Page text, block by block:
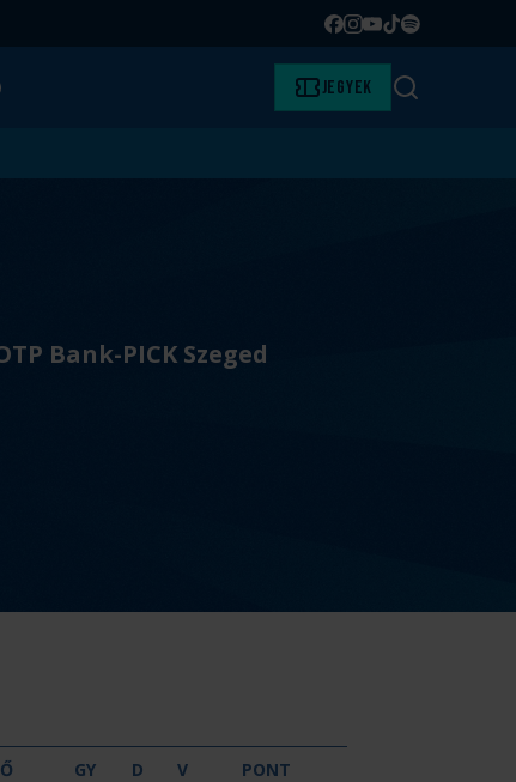
Facebook
Instagram
YouTube
TikTok
Spotify
Jegyek Keresés
Bank-PICK Szeged
GYŐZELEM
GY DÖNTETLEN
D VERESÉG
V PONT